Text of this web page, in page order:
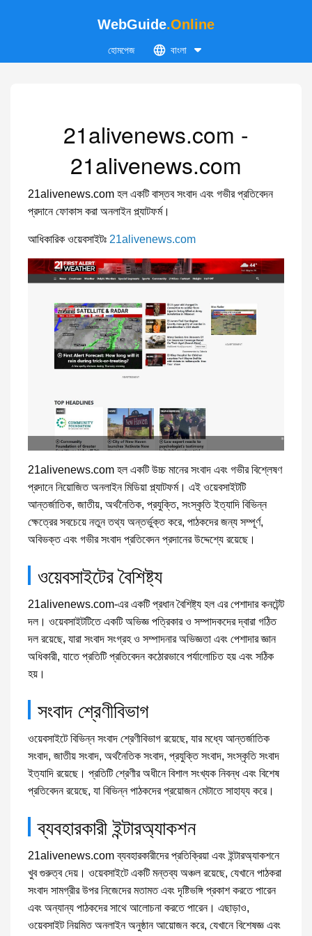
WebGuide.Online
হোমপেজ বাংলা
21alivenews.com -
21alivenews.com
21alivenews.com হল একটি বাস্তব সংবাদ এবং গভীর প্রতিবেদন
প্রদানে ফোকাস করা অনলাইন প্ল্যাটফর্ম।
আধিকারিক ওয়েবসাইটঃ 21alivenews.com
21alivenews.com হল একটি উচ্চ মানের সংবাদ এবং গভীর বিশ্লেষণ
প্রদানে নিয়োজিত অনলাইন মিডিয়া প্ল্যাটফর্ম। এই ওয়েবসাইটটি
আন্তর্জাতিক, জাতীয়, অর্থনৈতিক, প্রযুক্তি, সংস্কৃতি ইত্যাদি বিভিন্ন
ক্ষেত্রের সবচেয়ে নতুন তথ্য অন্তর্ভুক্ত করে, পাঠকদের জন্য সম্পূর্ণ,
অবিভক্ত এবং গভীর সংবাদ প্রতিবেদন প্রদানের উদ্দেশ্যে রয়েছে।
ওয়েবসাইটের বৈশিষ্ট্য
21alivenews.com-এর একটি প্রধান বৈশিষ্ট্য হল এর পেশাদার কনটেন্ট
দল। ওয়েবসাইটটিতে একটি অভিজ্ঞ পত্রিকার ও সম্পাদকদের দ্বারা গঠিত
দল রয়েছে, যারা সংবাদ সংগ্রহ ও সম্পাদনার অভিজ্ঞতা এবং পেশাদার জ্ঞান
অধিকারী, যাতে প্রতিটি প্রতিবেদন কঠোরভাবে পর্যালোচিত হয় এবং সঠিক
হয়।
সংবাদ শ্রেণীবিভাগ
ওয়েবসাইটে বিভিন্ন সংবাদ শ্রেণীবিভাগ রয়েছে, যার মধ্যে আন্তর্জাতিক
সংবাদ, জাতীয় সংবাদ, অর্থনৈতিক সংবাদ, প্রযুক্তি সংবাদ, সংস্কৃতি সংবাদ
ইত্যাদি রয়েছে। প্রতিটি শ্রেণীর অধীনে বিশাল সংখ্যক নিবন্ধ এবং বিশেষ
প্রতিবেদন রয়েছে, যা বিভিন্ন পাঠকদের প্রয়োজন মেটাতে সাহায্য করে।
ব্যবহারকারী ইন্টারঅ্যাকশন
21alivenews.com ব্যবহারকারীদের প্রতিক্রিয়া এবং ইন্টারঅ্যাকশনে
খুব গুরুত্ব দেয়। ওয়েবসাইটে একটি মন্তব্য অঞ্চল রয়েছে, যেখানে পাঠকরা
সংবাদ সামগ্রীর উপর নিজেদের মতামত এবং দৃষ্টিভঙ্গি প্রকাশ করতে পারেন
এবং অন্যান্য পাঠকদের সাথে আলোচনা করতে পারেন। এছাড়াও,
ওয়েবসাইট নিয়মিত অনলাইন অনুষ্ঠান আয়োজন করে, যেখানে বিশেষজ্ঞ এবং